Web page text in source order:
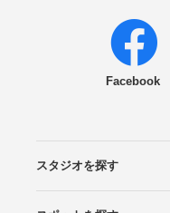
Facebook
スタジオを探す